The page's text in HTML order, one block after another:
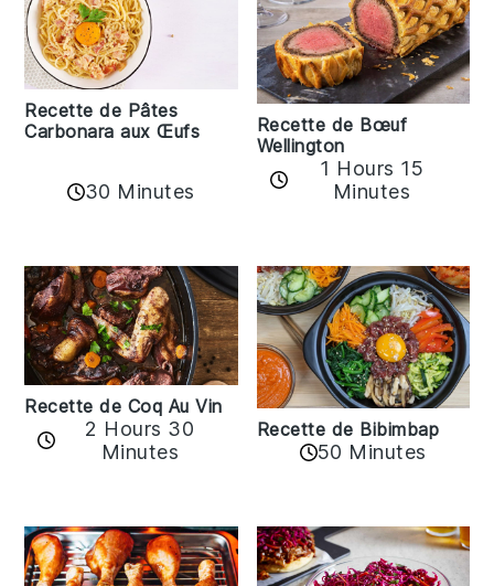
Recette de Pâtes
Carbonara aux Œufs
30 Minutes
Recette de Bœuf
Wellington
1 Hours 15
Minutes
Recette de Coq Au Vin
2 Hours 30
Minutes
Recette de Bibimbap
50 Minutes